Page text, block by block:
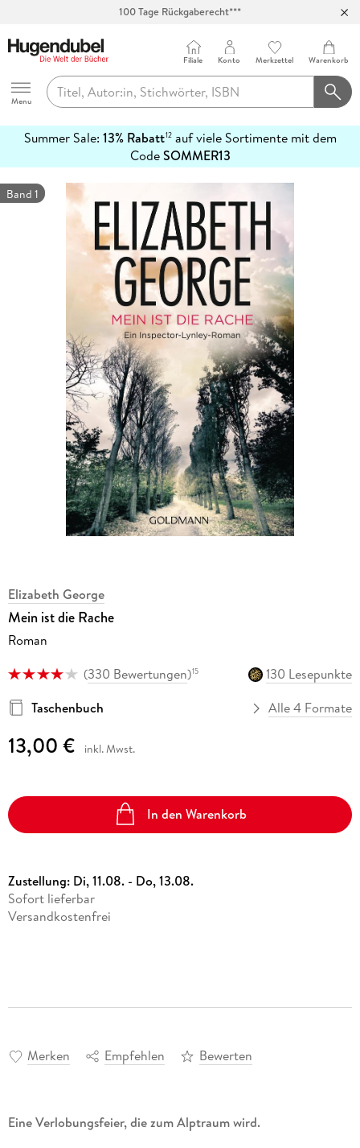
100 Tage Rückgaberecht***
Hugendubel
Menu
Filiale Konto Merkzettel Warenkorb
Summer Sale: 13% Rabatt12auf viele Sortimente mit dem
CodeSOMMER13
erfahren
Band 1
Elizabeth George
Mein ist die Rache
Roman
(330 Bewertungen)15
130 Lesepunkte
Taschenbuch
Alle 4 Formate
13,00 € inkl. Mwst.
In den Warenkorb
Zustellung: Di, 11.08. - Do, 13.08.
Sofort lieferbar
Versandkostenfrei
Merken Empfehlen Bewerten
Eine Verlobungsfeier, die zum Alptraum wird.